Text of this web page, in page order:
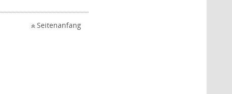
Seitenanfang